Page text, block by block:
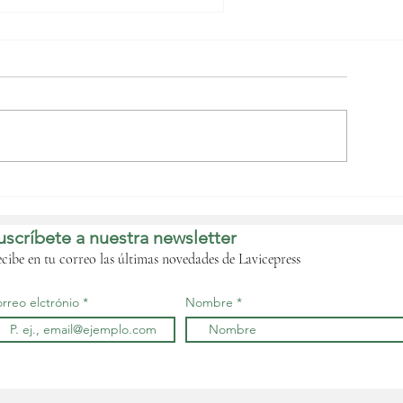
de la UA en
a nuestra newsletter
en tu correo las últimas novedades de Lavicepress
elctrónio Nombre